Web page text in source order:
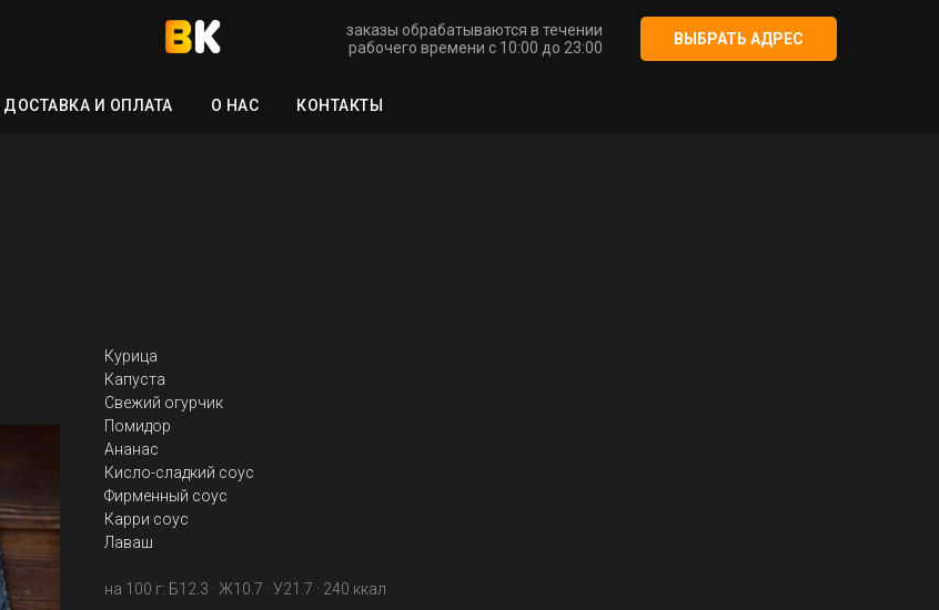
заказы обрабатываются в течении
рабочего времени с 10:00 до 23:00
ВЫБРАТЬ АДРЕС
ДОСТАВКА И ОПЛАТА О НАС КОНТАКТЫ
Курица
Капуста
Свежий огурчик
Помидор
Ананас
Кисло-сладкий соус
Фирменный соус
Карри соус
Лаваш
на 100 г: Б12.3 · Ж10.7 · У21.7 · 240 ккал